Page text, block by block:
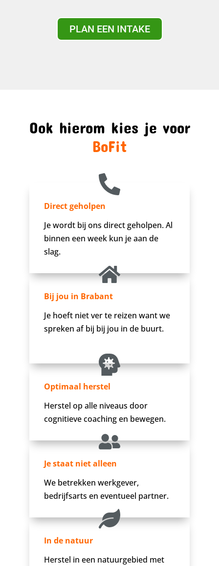
PLAN EEN INTAKE
Ook hierom kies je voor
BoFit
Direct geholpen
Je wordt bij ons direct geholpen. Al
binnen een week kun je aan de
slag.
Bij jou in Brabant
Je hoeft niet ver te reizen want we
spreken af bij bij jou in de buurt.
Optimaal herstel
Herstel op alle niveaus door
cognitieve coaching en bewegen.
Je staat niet alleen
We betrekken werkgever,
bedrijfsarts en eventueel partner.
In de natuur
Herstel in een natuurgebied met